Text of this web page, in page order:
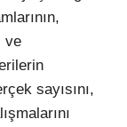
ve
sayısını,